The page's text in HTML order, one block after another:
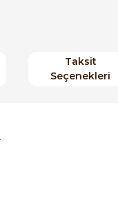
Taksit
Seçenekleri